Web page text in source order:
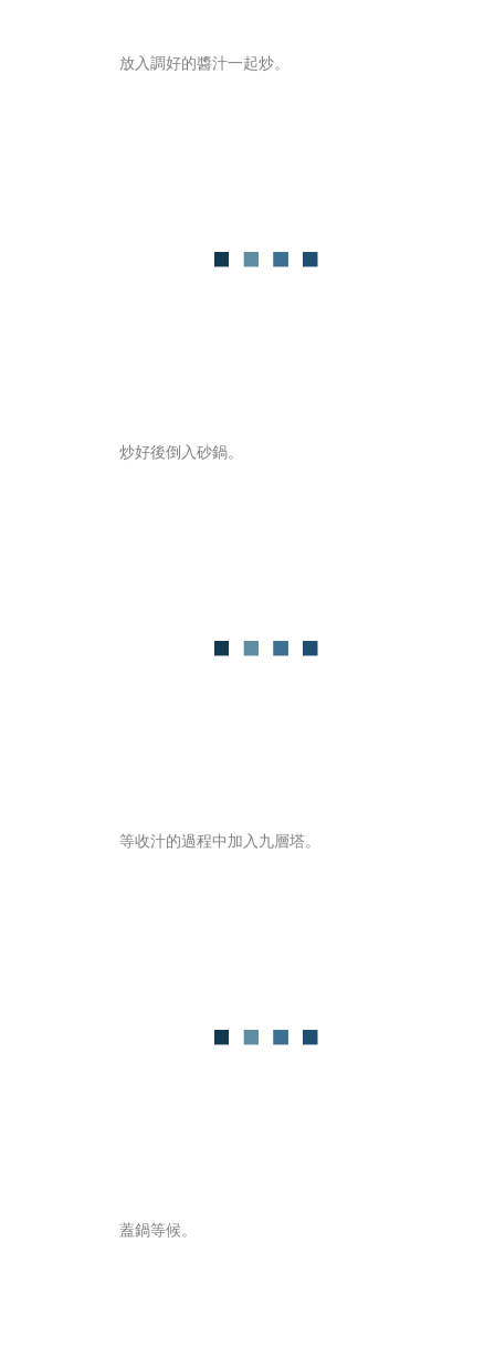
放入調好的醬汁一起炒。
炒好後倒入砂鍋。
等收汁的過程中加入九層塔。
蓋鍋等候。